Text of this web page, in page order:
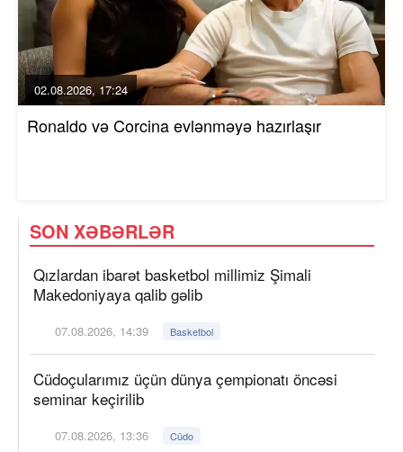
02.08.2026, 17:24
Ronaldo və Corcina evlənməyə hazırlaşır
SON XƏBƏRLƏR
Qızlardan ibarət basketbol millimiz Şimali
Makedoniyaya qalib gəlib
07.08.2026, 14:39 Basketbol
Cüdoçularımız üçün dünya çempionatı öncəsi
seminar keçirilib
07.08.2026, 13:36 Cüdo